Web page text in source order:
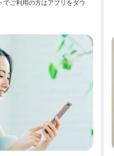
ご利用の方はアプリをダウ